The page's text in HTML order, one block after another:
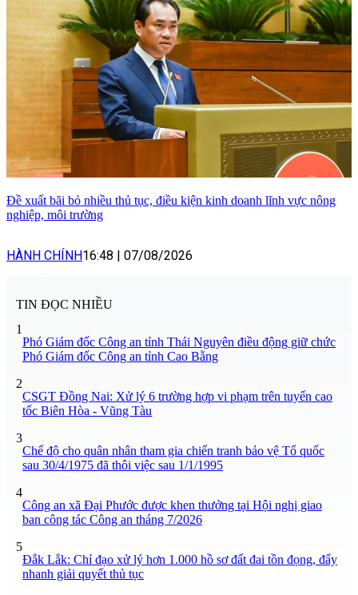
Đề xuất bãi bỏ nhiều thủ tục, điều kiện kinh doanh lĩnh vực nông
nghiệp, môi trường
HÀNH CHÍNH16:48 07/08/2026
TIN ĐỌC NHIỀU
1
Phó Giám đốc Công an tỉnh Thái Nguyên điều động giữ chức
Phó Giám đốc Công an tỉnh Cao Bằng
2
CSGT Đồng Nai: Xử lý 6 trường hợp vi phạm trên tuyến cao
tốc Biên Hòa - Vũng Tàu
3
Chế độ cho quân nhân tham gia chiến tranh bảo vệ Tổ quốc
sau 30/4/1975 đã thôi việc sau 1/1/1995
4
Công an xã Đại Phước được khen thưởng tại Hội nghị giao
ban công tác Công an tháng 7/2026
5
Đắk Lắk: Chỉ đạo xử lý hơn 1.000 hồ sơ đất đai tồn đọng, đẩy
nhanh giải quyết thủ tục